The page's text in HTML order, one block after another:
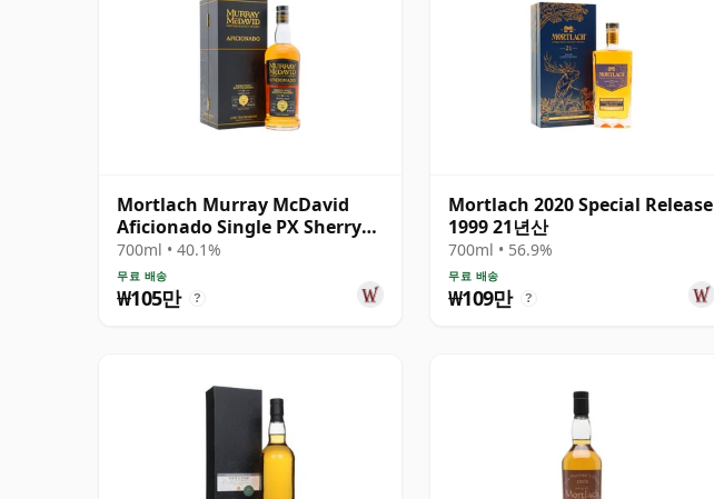
Mortlach Murray McDavid
Aficionado Single PX Sherry
Cask #3 1989 34년산
700ml • 40.1%
무료 배송
₩105만 ?
Mortlach 2020 Special Release
1999 21년산
700ml • 56.9%
무료 배송
₩109만 ?